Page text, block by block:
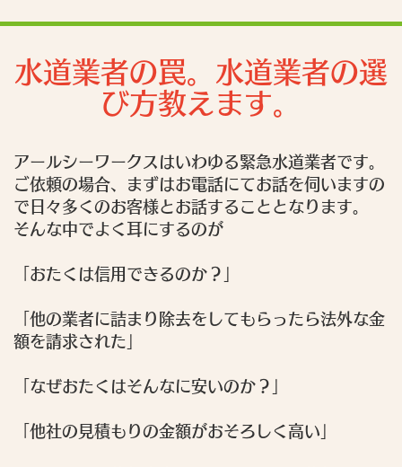
水道業者の罠。水道業者の選
び方教えます。
アールシーワークスはいわゆる緊急水道業者です。
ご依頼の場合、まずはお電話にてお話を伺いますの
で日々多くのお客様とお話することとなります。
そんな中でよく耳にするのが
「おたくは信用できるのか？」
「他の業者に詰まり除去をしてもらったら法外な金
額を請求された」
「なぜおたくはそんなに安いのか？」
「他社の見積もりの金額がおそろしく高い」